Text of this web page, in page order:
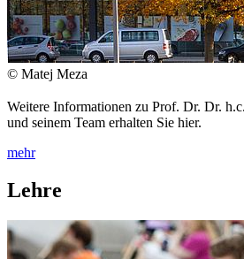
© Matej Meza
Weitere Informationen zu Prof. Dr. Dr.
und seinem Team erhalten Sie hier.
mehr
Lehre